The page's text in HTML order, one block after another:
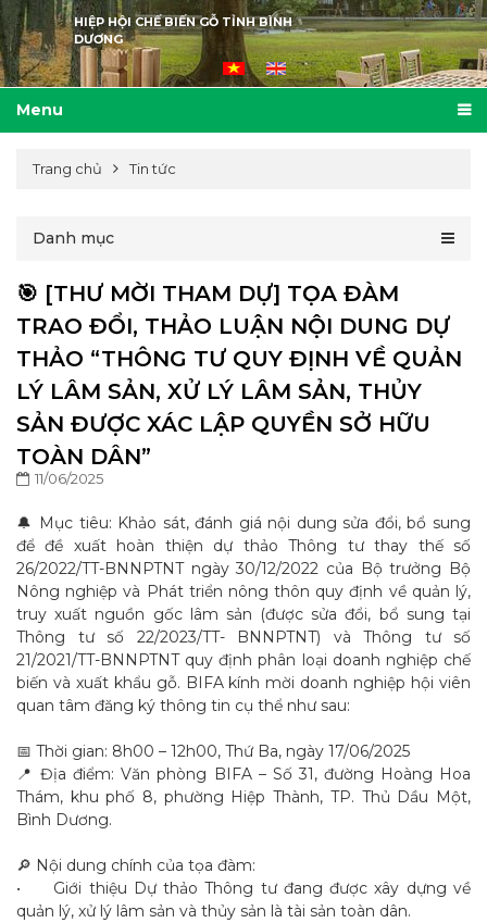
HIỆP HỘI CHẾ BIẾN GỖ TỈNH BÌNH
DƯƠNG
Menu
Trang chủ Tin tức
Danh mục
🎯 [THƯ MỜI THAM DỰ] TỌA ĐÀM
TRAO ĐỔI, THẢO LUẬN NỘI DUNG DỰ
THẢO “THÔNG TƯ QUY ĐỊNH VỀ QUẢN
LÝ LÂM SẢN, XỬ LÝ LÂM SẢN, THỦY
SẢN ĐƯỢC XÁC LẬP QUYỀN SỞ HỮU
TOÀN DÂN”
11/06/2025
🔔 Mục tiêu: Khảo sát, đánh giá nội dung sửa đổi, bổ sung
để đề xuất hoàn thiện dự thảo Thông tư thay thế số
26/2022/TT-BNNPTNT ngày 30/12/2022 của Bộ trưởng Bộ
Nông nghiệp và Phát triển nông thôn quy định về quản lý,
truy xuất nguồn gốc lâm sản (được sửa đổi, bổ sung tại
Thông tư số 22/2023/TT- BNNPTNT) và Thông tư số
21/2021/TT-BNNPTNT quy định phân loại doanh nghiệp chế
biến và xuất khẩu gỗ. BIFA kính mời doanh nghiệp hội viên
quan tâm đăng ký thông tin cụ thể như sau:
📅 Thời gian: 8h00 – 12h00, Thứ Ba, ngày 17/06/2025
📍 Địa điểm: Văn phòng BIFA – Số 31, đường Hoàng Hoa
Thám, khu phố 8, phường Hiệp Thành, TP. Thủ Dầu Một,
Bình Dương.
🔎 Nội dung chính của tọa đàm:
•
Giới thiệu Dự thảo Thông tư đang được xây dựng về
quản lý, xử lý lâm sản và thủy sản là tài sản toàn dân.